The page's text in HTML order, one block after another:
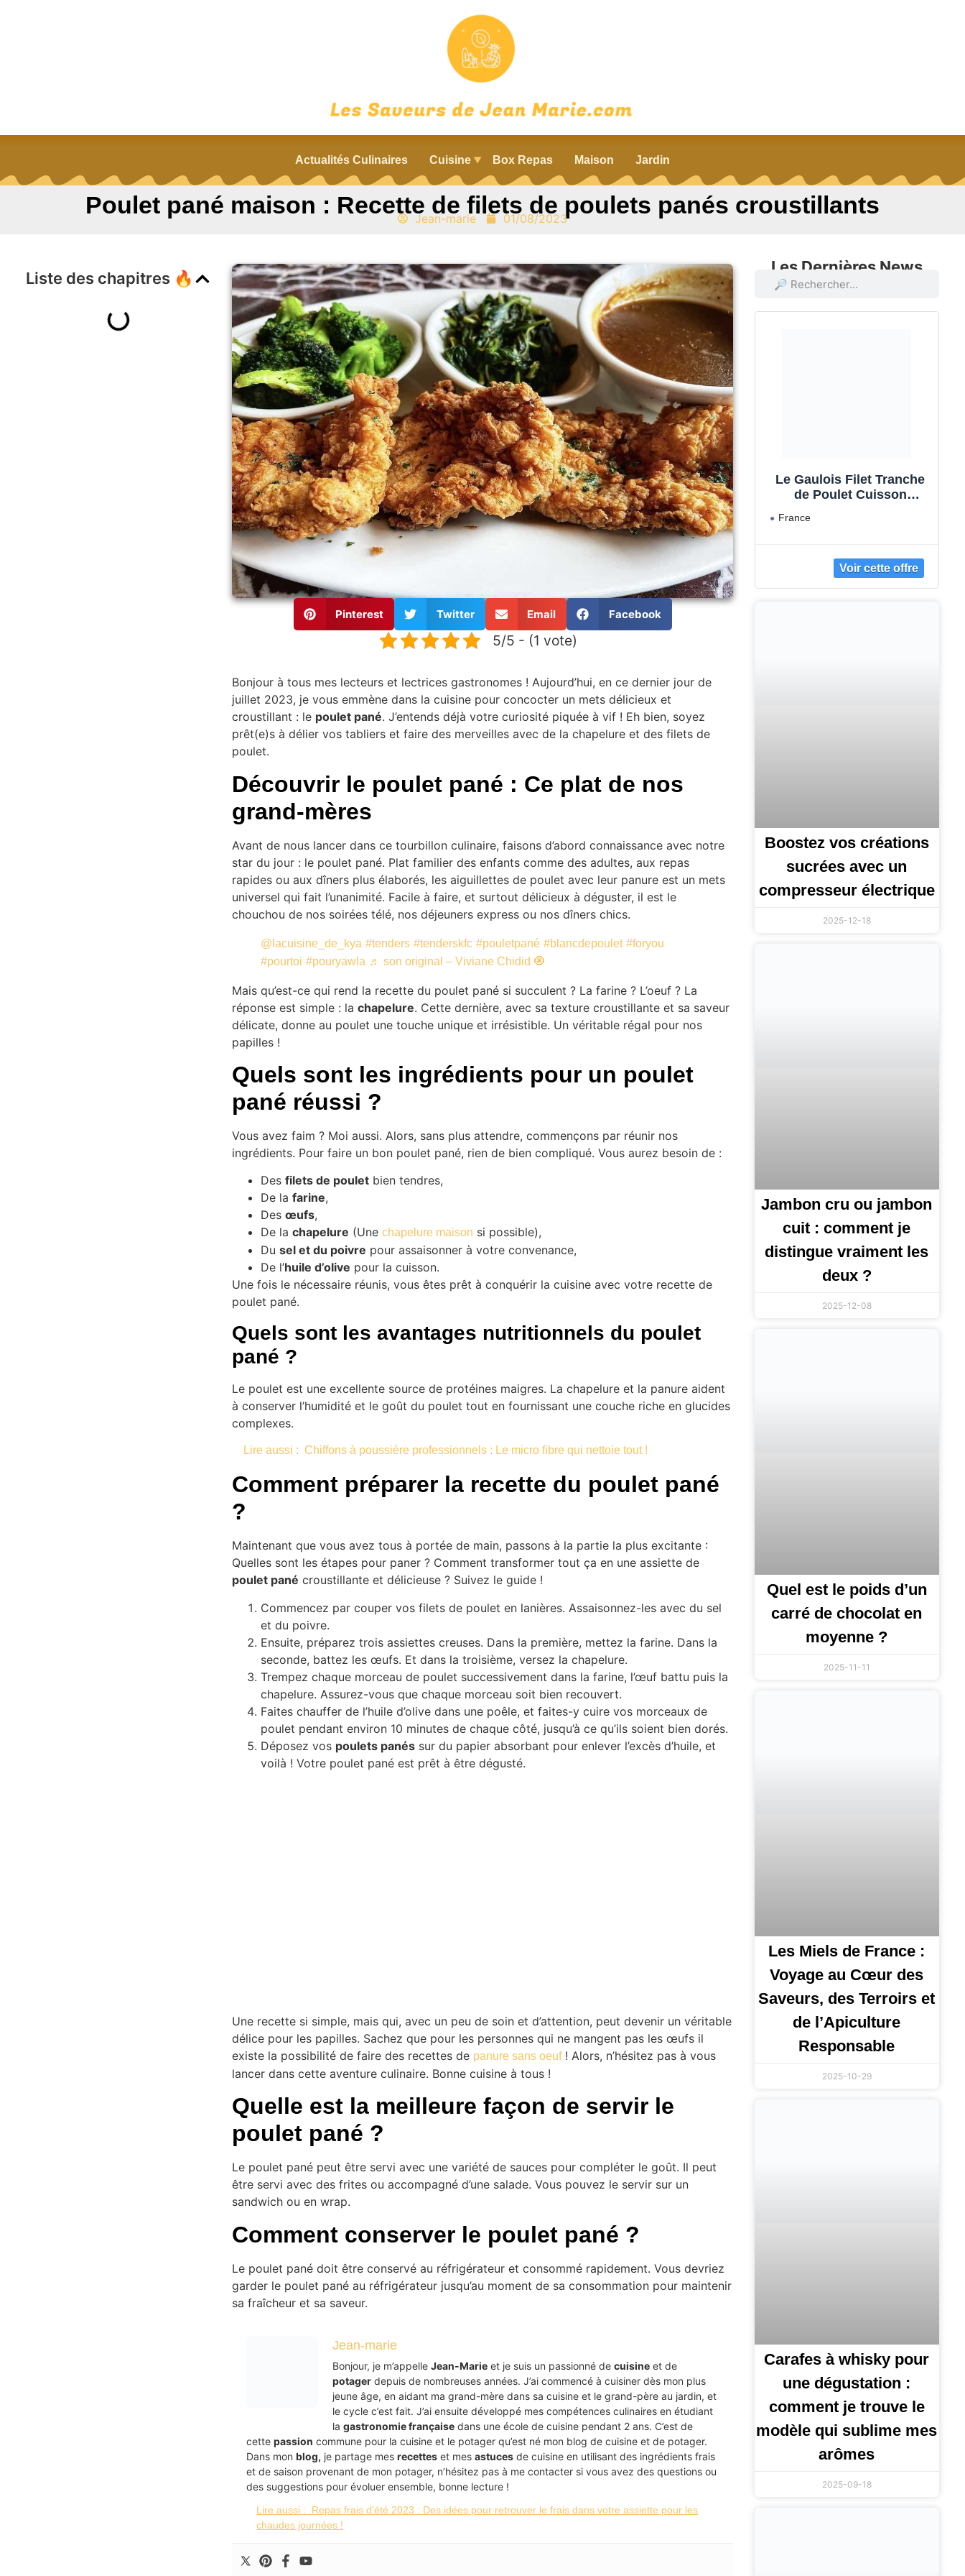
Actualités Culinaires Cuisine Box Repas Maison Jardin
Poulet pané maison : Recette de filets de poulets panés croustillants
Jean-marie 01/08/2023
Liste des chapitres 🔥
Pinterest Twitter Email Facebook
5/5 - (1 vote)
Bonjour à tous mes lecteurs et lectrices gastronomes ! Aujourd’hui, en ce dernier jour de
juillet 2023, je vous emmène dans la cuisine pour concocter un mets délicieux et
croustillant : le poulet pané. J’entends déjà votre curiosité piquée à vif ! Eh bien, soyez
prêt(e)s à délier vos tabliers et faire des merveilles avec de la chapelure et des filets de
poulet.
Découvrir le poulet pané : Ce plat de nos
grand-mères
Avant de nous lancer dans ce tourbillon culinaire, faisons d’abord connaissance avec notre
star du jour : le poulet pané. Plat familier des enfants comme des adultes, aux repas
rapides ou aux dîners plus élaborés, les aiguillettes de poulet avec leur panure est un mets
universel qui fait l’unanimité. Facile à faire, et surtout délicieux à déguster, il est le
chouchou de nos soirées télé, nos déjeuners express ou nos dîners chics.
@lacuisine_de_kya #tenders #tenderskfc #pouletpané #blancdepoulet #foryou
#pourtoi #pouryawla ♬ son original – Viviane Chidid 🧿
Mais qu’est-ce qui rend la recette du poulet pané si succulent ? La farine ? L’oeuf ? La
réponse est simple : lachapelure. Cette dernière, avec sa texture croustillante et sa saveur
délicate, donne au poulet une touche unique et irrésistible. Un véritable régal pour nos
papilles !
Quels sont les ingrédients pour un poulet
pané réussi ?
Vous avez faim ? Moi aussi. Alors, sans plus attendre, commençons par réunir nos
ingrédients. Pour faire un bon poulet pané, rien de bien compliqué. Vous aurez besoin de :
Desfilets de poulet bien tendres,
De lafarine,
Desœufs,
De lachapelure (Unechapelure maison si possible),
Dusel et du poivre pour assaisonner à votre convenance,
De l’huile d’olive pour la cuisson.
Une fois le nécessaire réunis, vous êtes prêt à conquérir la cuisine avec votre recette de
poulet pané.
Quels sont les avantages nutritionnels du poulet
pané ?
Le poulet est une excellente source de protéines maigres. La chapelure et la panure aident
à conserver l’humidité et le goût du poulet tout en fournissant une couche riche en glucides
complexes.
Lire aussi : Chiffons à poussière professionnels : Le micro fibre qui nettoie tout !
Comment préparer la recette du poulet pané
?
Maintenant que vous avez tous à portée de main, passons à la partie la plus excitante :
Quelles sont les étapes pour paner ? Comment transformer tout ça en une assiette de
poulet pané croustillante et délicieuse ? Suivez le guide !
Commencez par couper vos filets de poulet en lanières. Assaisonnez-les avec du sel
et du poivre.
Ensuite, préparez trois assiettes creuses. Dans la première, mettez la farine. Dans la
seconde, battez les œufs. Et dans la troisième, versez la chapelure.
Trempez chaque morceau de poulet successivement dans la farine, l’œuf battu puis la
chapelure. Assurez-vous que chaque morceau soit bien recouvert.
Faites chauffer de l’huile d’olive dans une poêle, et faites-y cuire vos morceaux de
poulet pendant environ 10 minutes de chaque côté, jusqu’à ce qu’ils soient bien dorés.
Déposez vos poulets panés sur du papier absorbant pour enlever l’excès d’huile, et
voilà ! Votre poulet pané est prêt à être dégusté.
Une recette si simple, mais qui, avec un peu de soin et d’attention, peut devenir un véritable
délice pour les papilles. Sachez que pour les personnes qui ne mangent pas les œufs il
existe la possibilité de faire des recettes de panure sans oeuf! Alors, n’hésitez pas à vous
lancer dans cette aventure culinaire. Bonne cuisine à tous !
Quelle est la meilleure façon de servir le
poulet pané ?
Le poulet pané peut être servi avec une variété de sauces pour compléter le goût. Il peut
être servi avec des frites ou accompagné d’une salade. Vous pouvez le servir sur un
sandwich ou en wrap.
Comment conserver le poulet pané ?
Le poulet pané doit être conservé au réfrigérateur et consommé rapidement. Vous devriez
garder le poulet pané au réfrigérateur jusqu’au moment de sa consommation pour maintenir
sa fraîcheur et sa saveur.
Jean-marie
Bonjour, je m’appelleJean-Marie et je suis un passionné decuisine et de
potager depuis de nombreuses années. J’ai commencé à cuisiner dès mon plus
jeune âge, en aidant ma grand-mère dans sa cuisine et le grand-père au jardin, et
le cycle c’est fait. J’ai ensuite développé mes compétences culinaires en étudiant
lagastronomie française dans une école de cuisine pendant 2 ans. C’est de
cettepassion commune pour la cuisine et le potager qu’est né mon blog de cuisine et de potager.
Dans monblog, je partage mesrecettes et mesastuces de cuisine en utilisant des ingrédients frais
et de saison provenant de mon potager, n’hésitez pas à me contacter si vous avez des questions ou
des suggestions pour évoluer ensemble, bonne lecture !
Lire aussi :
Repas frais d'été 2023 : Des idées pour retrouver le frais dans votre assiette pour les
chaudes journées !
Les Dernières News
Le Gaulois Filet Tranche
de Poulet Cuisson
France
Boostez vos créations
sucrées avec un
compresseur électrique
2025-12-18
Jambon cru ou jambon
cuit : comment je
distingue vraiment les
deux ?
2025-12-08
Quel est le poids d’un
carré de chocolat en
moyenne ?
2025-11-11
Les Miels de France :
Voyage au Cœur des
Saveurs, des Terroirs et
de l’Apiculture
Responsable
2025-10-29
Carafes à whisky pour
une dégustation :
comment je trouve le
modèle qui sublime mes
arômes
2025-09-18